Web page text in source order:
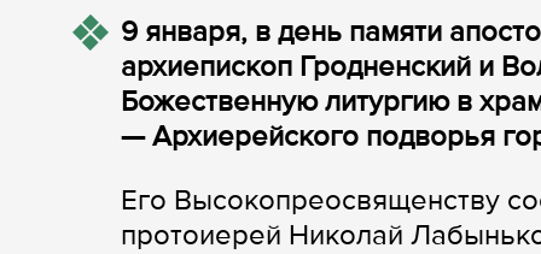
9 января, в день памяти
архиепископ Гродненский и
Божественную литургию в
— Архиерейского подворья
Его Высокопреосвященству
протоиерей Николай